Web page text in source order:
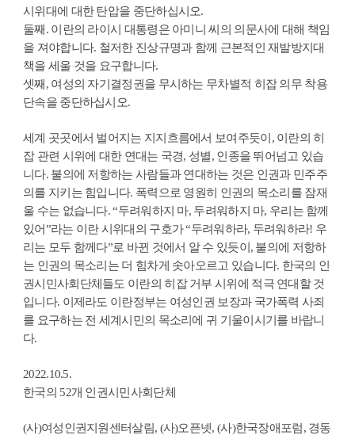
시위대에 대한 탄압을 중단하십시오.
둘째. 이란의 라이시 대통령은 아미니 씨의 의문사에 대해 책임
을 져야합니다. 철저한 진상규명과 함께 근본적인 재발방지대
책을 세울 것을 요구합니다.
셋째, 여성의 자기결정권을 무시하는 무차별적 히잡 의무 착용
단속을 중단하십시오.
세계 곳곳에서 벌어지는 지지흐름에서 보여주듯이, 이란의 히
잡 관련 시위에 대한 연대는 국경, 성별, 인종을 뛰어넘고 있습
니다. 불의에 저항하는 사람들과 연대하는 것은 인권과 민주주
의를 지키는 힘입니다. 폭력으로 영원히 인권의 목소리를 잠재
울 수는 없습니다. “두려워하지 마, 두려워하지 마, 우리는 함께
있어”라는 이란 시위대의 구호가 “두려워하라, 두려워하라! 우
리는 모두 함께다”로 바뀐 것에서 알 수 있듯이, 불의에 저항하
는 인권의 목소리는 더 힘차게 솟아오르고 있습니다. 한국의 인
권시민사회단체들도 이란의 히잡 거부 시위에 적극 연대할 것
입니다. 이제라도 이란정부는 여성인권 보장과 국가폭력 사죄
를 요구하는 전 세계시민의 목소리에 귀 기울이시기를 바랍니
다.
2022.10.5.
한국의 52개 인권시민사회단체
(사)여성인권지원센터살림, (사)오픈넷, (사)한국장애포럼, 경동